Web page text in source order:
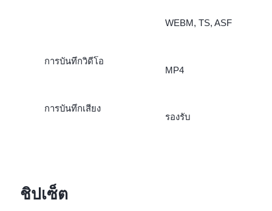
WEBM, TS, ASF
การบันทึกวิดีโอ
MP4
การบันทึกเสียง
รองรับ
ชิปเซ็ต